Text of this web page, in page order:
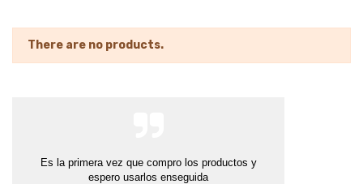
There are no products.
Es la primera vez que compro los productos y
espero usarlos enseguida